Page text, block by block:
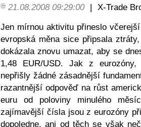
21.08.2008 09:29:00 | X-Trade
Jen mírnou aktivitu přineslo
evropská měna sice připsala
dokázala znovu umazat, aby se
1,48 EUR/USD. Jak z
nepřišly žádné zásadnější
razantnější odpověď na růst
euru od poloviny minulého
zajímavější čísla jsou z eurozóny
dopoledne, ani od těch se však